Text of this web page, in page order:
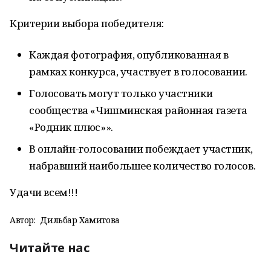
Критерии выбора победителя:
Каждая фотография, опубликованная в
рамках конкурса, участвует в голосовании.
Голосовать могут только участники
сообщества «Чишминская районная газета
«Родник плюс»».
В онлайн-голосовании побеждает участник,
набравший наибольшее количество голосов.
Удачи всем!!!
Автор: Дильбар Хамитова
Читайте нас